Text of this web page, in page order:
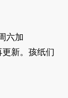
六加
新。孩纸们